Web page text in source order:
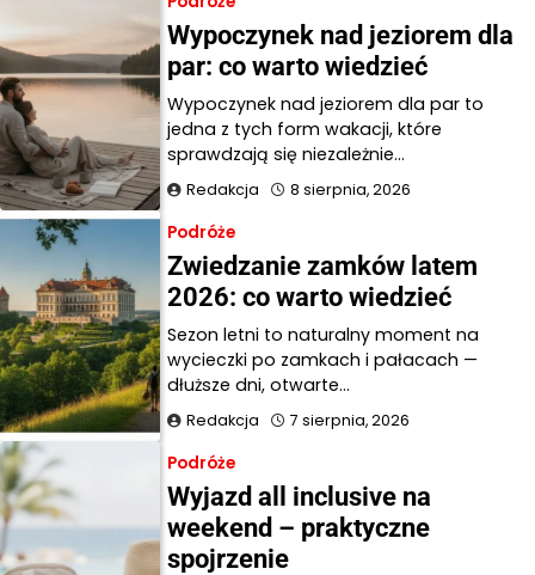
Wypoczynek nad jeziorem dla
par: co warto wiedzieć
Wypoczynek nad jeziorem dla par to
jedna z tych form wakacji, które
sprawdzają się niezależnie…
Redakcja 8 sierpnia, 2026
Podróże
Zwiedzanie zamków latem
2026: co warto wiedzieć
Sezon letni to naturalny moment na
wycieczki po zamkach i pałacach —
dłuższe dni, otwarte…
Redakcja 7 sierpnia, 2026
Podróże
Wyjazd all inclusive na
weekend – praktyczne
spojrzenie